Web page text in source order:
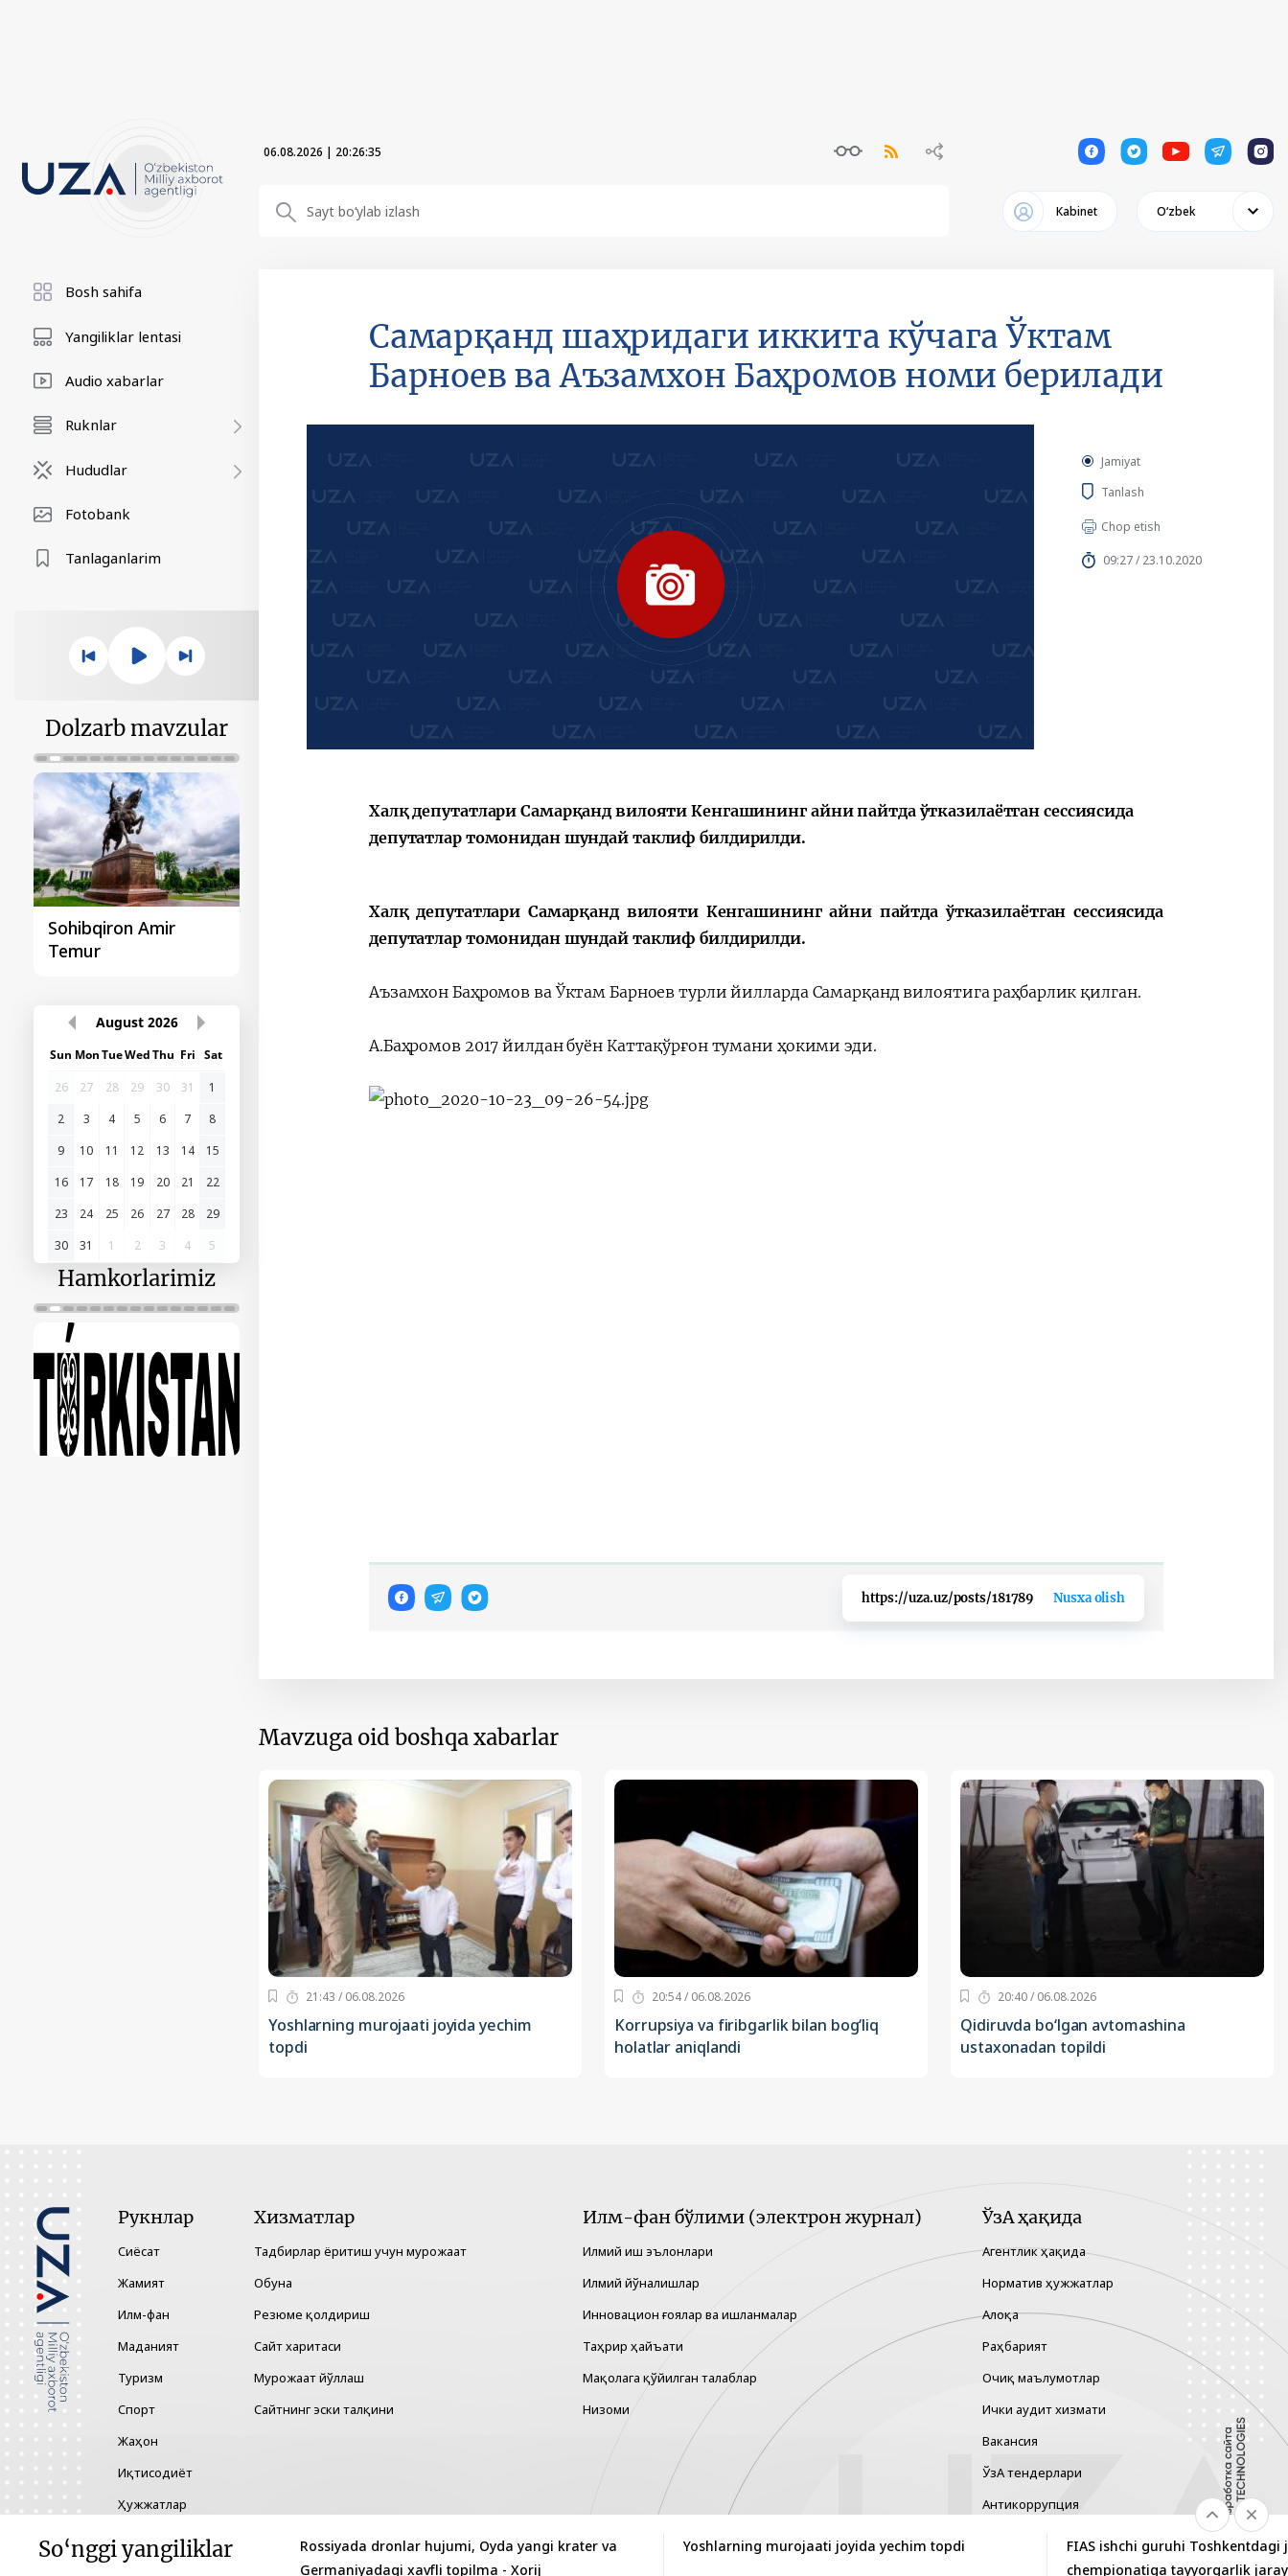
06.08.2026 | 20:26:36 1 1 1 1 1
Кabinet Oʻzbek
Bosh sahifa
Yangiliklar lentasi
Audio xabarlar
Ruknlar
Hududlar
Fotobank
Tanlaganlarim
Dolzarb mavzular
Sohibqiron Amir
Temur
Paragvay hamkorligi
Huquqiy targʻibot
Yaponiya hamkorligi
Oʻzbekiston va
August 2026
Sun MonTueWedThu Fri Sat
26
27 28 29 30 31
1
2
3 4 5 6 7
8
9
10 11 12 13 14
15
16
17 18 19 20 21
22
23
24 25 26 27 28
29
30
31 1 2 3 4 5
Hamkorlarimiz
Самарқанд шаҳридаги иккита кўчага Ўктам
Барноев ва Аъзамхон Баҳромов номи берилади
Jamiyat
Tanlash
Chop etish
09:27 / 23.10.2020
Халқ депутатлари Самарқанд вилояти Кенгашининг айни пайтда ўтказилаётган сессиясида
депутатлар томонидан шундай таклиф билдирилди.
Халқ депутатлари Самарқанд вилояти Кенгашининг айни пайтда ўтказилаётган сессиясида
депутатлар томонидан шундай таклиф билдирилди.
Аъзамхон Баҳромов ва Ўктам Барноев турли йилларда Самарқанд вилоятига раҳбарлик қилган.
А.Баҳромов 2017 йилдан буён Каттақўрғон тумани ҳокими эди.
https://uza.uz/posts/181789 Nusxa olish
Mavzuga oid boshqa xabarlar
21:43 / 06.08.2026
Yoshlarning murojaati joyida yechim
topdi
20:54 / 06.08.2026
Korrupsiya va firibgarlik bilan bog‘liq
holatlar aniqlandi
20:40 / 06.08.2026
Qidiruvda bo‘lgan avtomashina
ustaxonadan topildi
So‘nggi yangiliklar
Rossiyada dronlar hujumi, Oyda yangi krater va
Germaniyadagi xavfli topilma - Xorij
Yoshlarning murojaati joyida yechim topdi
FIAS ishchi guruhi Toshkentdagi
chempionatiga tayyorgarlik
Рукнлар
Сиёсат
Жамият
Илм-фан
Маданият
Туризм
Спорт
Жаҳон
Иқтисодиёт
Ҳужжатлар
Технология
Хизматлар
Тадбирлар ёритиш учун мурожаат
Обуна
Резюме қолдириш
Сайт харитаси
Мурожаат йўллаш
Сайтнинг эски талқини
Илм-фан бўлими (электрон журнал)
Илмий иш эълонлари
Илмий йўналишлар
Инновацион ғоялар ва ишланмалар
Таҳрир ҳайъати
Мақолага қўйилган талаблар
Низоми
ЎзА ҳақида
Агентлик ҳақида
Норматив ҳужжатлар
Алоқа
Раҳбарият
Очиқ маълумотлар
Ички аудит хизмати
Вакансия
ЎзА тендерлари
Антикоррупция
Гендер тенглик
Хавфларни бошқариш